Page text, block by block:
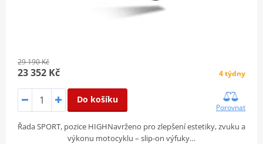
29 190 Kč
23 352 Kč 4 týdny
Do košíku
Porovnat
Řada SPORT, pozice HIGHNavrženo pro zlepšení estetiky, zvuku a
výkonu motocyklu – slip-on výfuky…